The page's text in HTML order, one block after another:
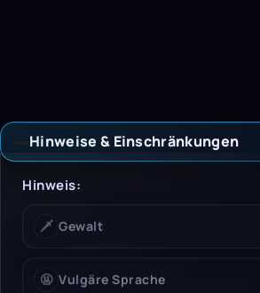
Hinweise & Einschränkungen
Hinweise &
Hinweis:
🗡️ Gewalt
🤬 Vulgäre Sprache